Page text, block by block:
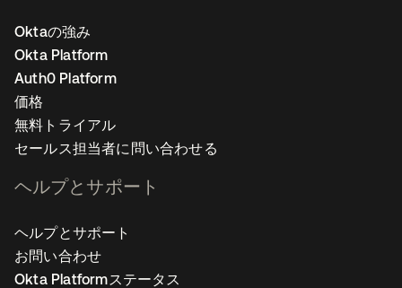
Oktaの強み
Okta Platform
Auth0 Platform
価格
無料トライアル
セールス担当者に問い合わせる
ヘルプとサポート
ヘルプとサポート
お問い合わせ
Okta Platformステータス